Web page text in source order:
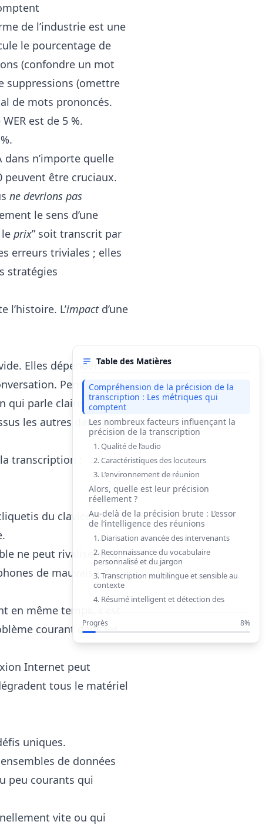
Table des Matières
Compréhension de la précision de la
transcription : Les métriques qui
comptent
Les nombreux facteurs influençant la
précision de la transcription
1. Qualité de l’audio
2. Caractéristiques des locuteurs
3. L’environnement de réunion
Alors, quelle est leur précision
réellement ?
Au-delà de la précision brute : L’essor
de l’intelligence des réunions
1. Diarisation avancée des intervenants
2. Reconnaissance du vocabulaire
personnalisé et du jargon
3. Transcription multilingue et sensible au
contexte
4. Résumé intelligent et détection des
Conseils pratiques pour maximiser la
précision de la transcription
Progrès 8%
de l’industrie est une
le pourcentage de
(confondre un mot
suppressions (omettre
de mots prononcés.
est de 5 %.
n’importe quelle
peuvent être cruciaux.
ne devrions pas
le sens d’une
prix” soit transcrit par
erreurs triviales ; elles
stratégies
l’histoire. L’impactd’une
Elles dépendent
Pensez-y
qui parle clairement
les autres dans un
transcription :
du clavier ou
ne peut rivaliser avec
de mauvaise
même temps, c’est
courant dans les
Internet peut
tous le matériel
uniques.
de données
peu courants qui
vite ou qui